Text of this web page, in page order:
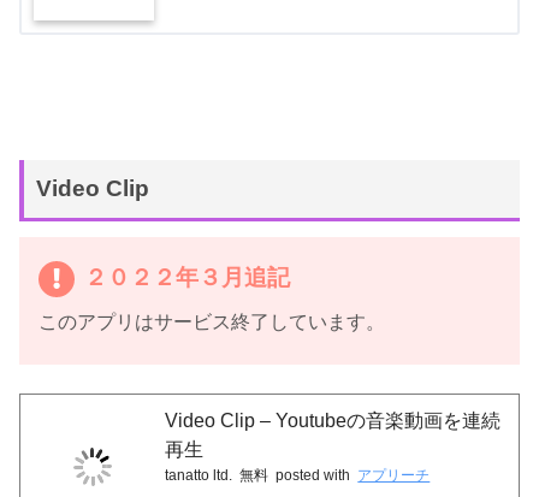
Video Clip
２０２２年３月追記
このアプリはサービス終了しています。
Video Clip – Youtubeの音楽動画を連続
再生
tanatto ltd. 無料 posted with アプリーチ